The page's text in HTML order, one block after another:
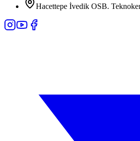
Hacettepe İvedik OSB.